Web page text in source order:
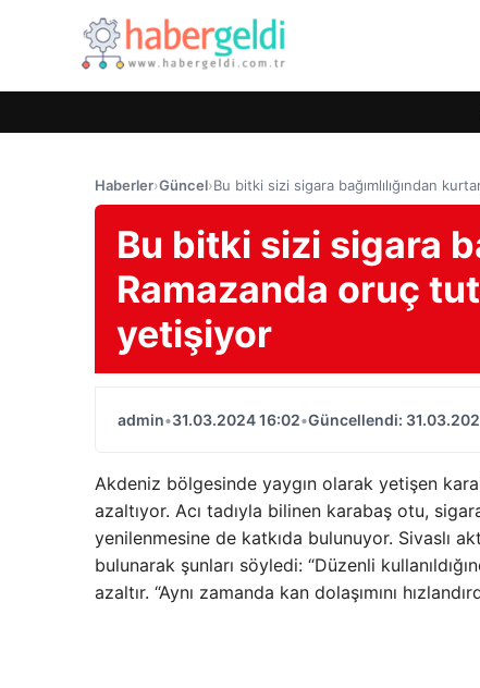
Haberler›Güncel›Bu bitki sizi sigara bağımlılığından
Bu bitki sizi sigara
Ramazanda oruç
yetişiyor
admin•31.03.2024 16:02•Güncellendi:
Akdeniz bölgesinde yaygın olarak yetişen
azaltıyor. Acı tadıyla bilinen karabaş otu,
yenilenmesine de katkıda bulunuyor. Sivaslı
bulunarak şunları söyledi: “Düzenli
azaltır. “Aynı zamanda kan dolaşımını